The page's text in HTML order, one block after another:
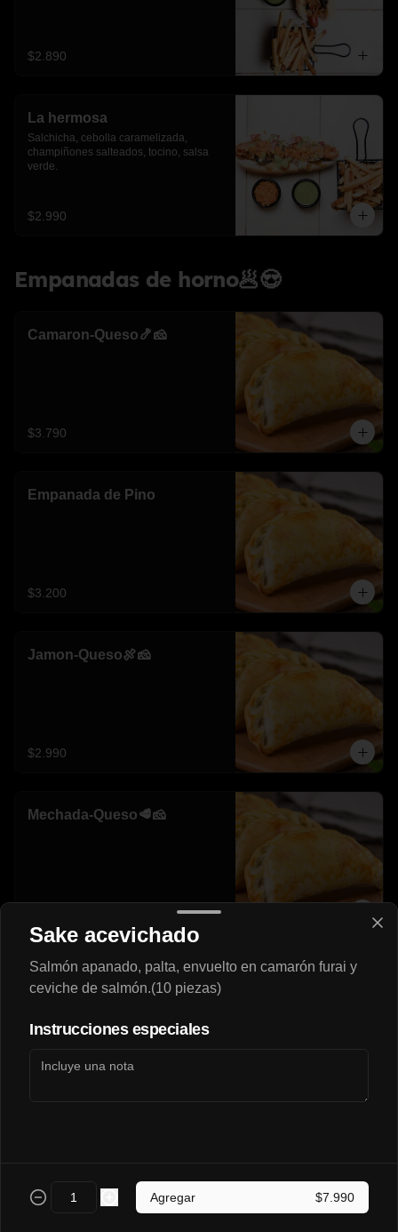
$2.890
La hermosa
Salchicha, cebolla caramelizada,
champiñones salteados, tocino, salsa
verde.
$2.990
Empanadas de horno🥟😍
Camaron-Queso🍤🧀
$3.790
Empanada de Pino
$3.200
Jamon-Queso🍖🧀
$2.990
Mechada-Queso🥩🧀
Napolitana🍖🍅🧀
$3.200
Sake acevichado
Salmón apanado, palta, envuelto en camarón furai y
ceviche de salmón.(10 piezas)
Instrucciones especiales
Agregar $7.990